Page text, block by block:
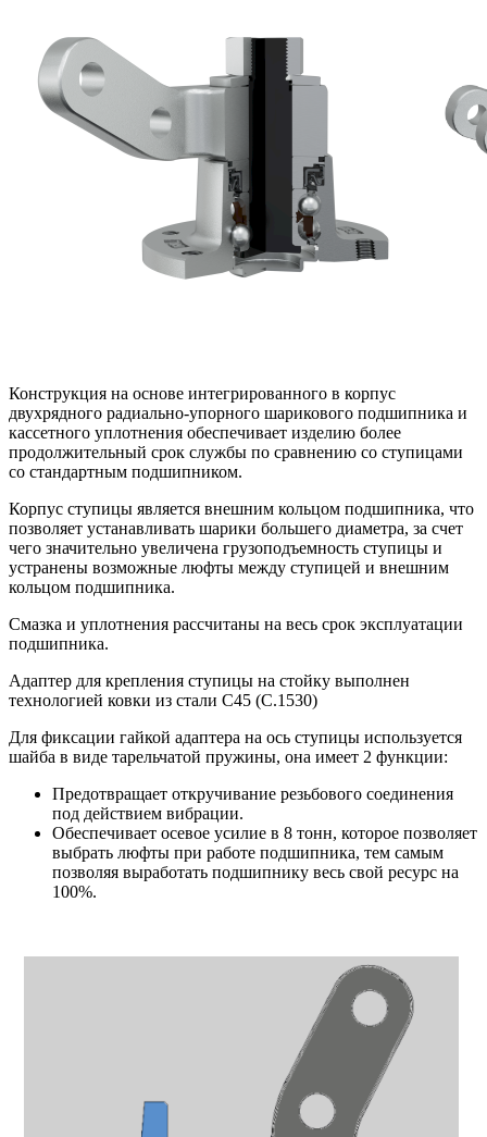
Конструкция на основе интегрированного в корпус
двухрядного радиально-упорного шарикового подшипника и
кассетного уплотнения обеспечивает изделию более
продолжительный срок службы по сравнению со ступицами
со стандартным подшипником.
Корпус ступицы является внешним кольцом подшипника, что
позволяет устанавливать шарики большего диаметра, за счет
чего значительно увеличена грузоподъемность ступицы и
устранены возможные люфты между ступицей и внешним
кольцом подшипника.
Смазка и уплотнения рассчитаны на весь срок эксплуатации
подшипника.
Адаптер для крепления ступицы на стойку выполнен
технологией ковки из стали С45 (С.1530)
Для фиксации гайкой адаптера на ось ступицы используется
шайба в виде тарельчатой пружины, она имеет 2 функции:
Предотвращает откручивание резьбового соединения
под действием вибрации.
Обеспечивает осевое усилие в 8 тонн, которое позволяет
выбрать люфты при работе подшипника, тем самым
позволяя выработать подшипнику весь свой ресурс на
100%.